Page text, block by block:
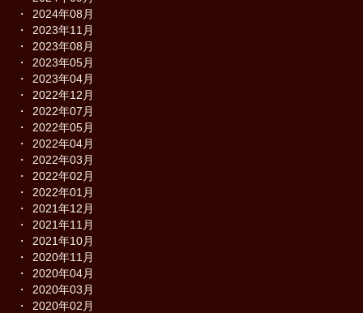
2024年08月
2023年11月
2023年08月
2023年05月
2023年04月
2022年12月
2022年07月
2022年05月
2022年04月
2022年03月
2022年02月
2022年01月
2021年12月
2021年11月
2021年10月
2020年11月
2020年04月
2020年03月
2020年02月